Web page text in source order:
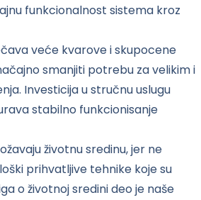
funkcionalnost sistema kroz
veće kvarove i skupocene
smanjiti potrebu za velikim i
Investicija u stručnu uslugu
stabilno funkcionisanje
životnu sredinu, jer ne
prihvatljive tehnike koje su
o životnoj sredini deo je naše